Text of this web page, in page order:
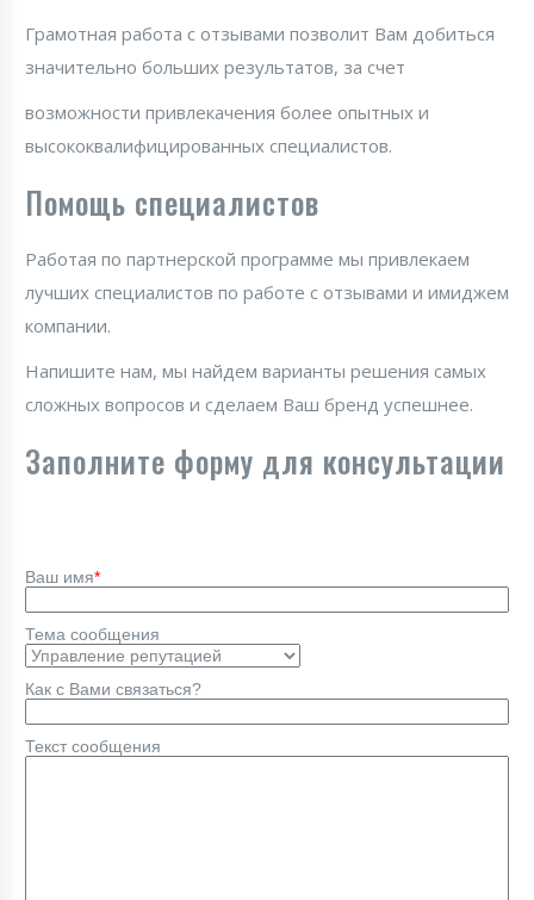
Грамотная работа с отзывами позволит Вам добиться
значительно больших результатов, за счет
возможности привлекачения более опытных и
высококвалифицированных специалистов.
Помощь специалистов
Работая по партнерской программе мы привлекаем
лучших специалистов по работе с отзывами и имиджем
компании.
Напишите нам, мы найдем варианты решения самых
сложных вопросов и сделаем Ваш бренд успешнее.
Заполните форму для консультации
Ваш имя*
Тема сообщения
Как с Вами связаться?
Текст сообщения